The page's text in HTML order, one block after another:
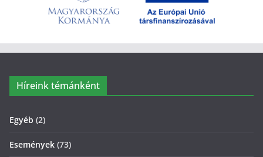
Híreink témánként
Egyéb (2)
Események (73)